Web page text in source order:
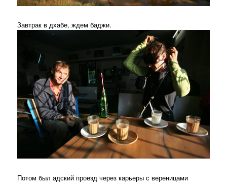
Завтрак в дхабе, ждем баджи.
Потом был адский проезд через карьеры с вереницами